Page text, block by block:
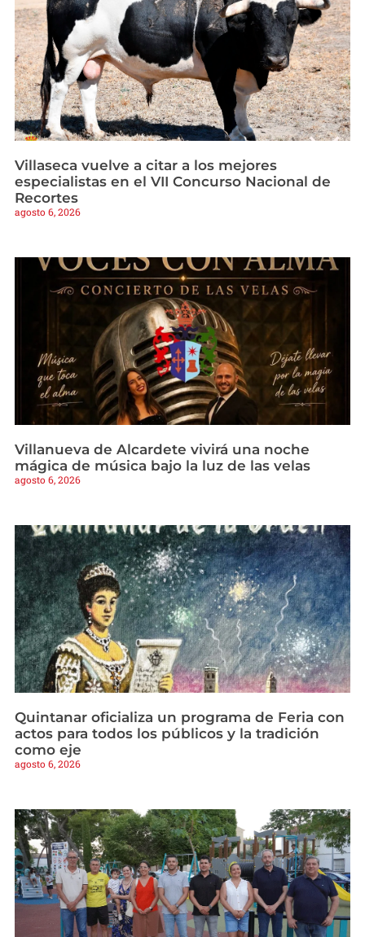
Villaseca vuelve a citar a los mejores
especialistas en el VII Concurso Nacional de
Recortes
agosto 6, 2026
Villanueva de Alcardete vivirá una noche
mágica de música bajo la luz de las velas
agosto 6, 2026
Quintanar oficializa un programa de Feria con
actos para todos los públicos y la tradición
como eje
agosto 6, 2026